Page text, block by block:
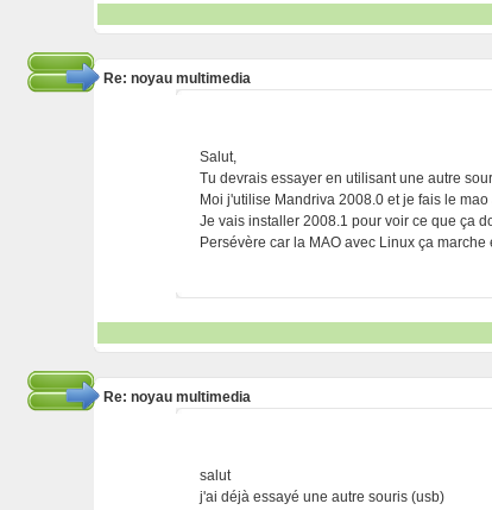
Re: noyau multimedia
Salut,
Tu devrais essayer en utilisant une autre
Moi j'utilise Mandriva 2008.0 et je fais le mao
Je vais installer 2008.1 pour voir ce que ça
Persévère car la MAO avec Linux ça marche
Re: noyau multimedia
salut
j'ai déjà essayé une autre souris (usb)